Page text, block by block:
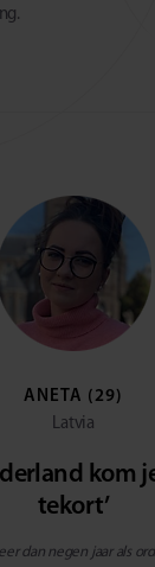
ANETA (29)
Latvia
kom
tekort’
dan negen jaar als